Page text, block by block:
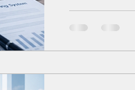
deadlines
investment